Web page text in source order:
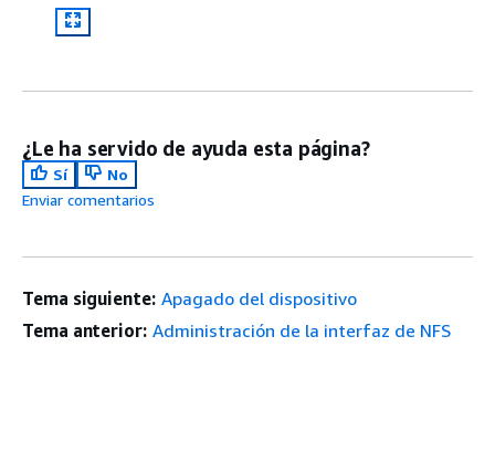
¿Le ha servido de ayuda esta página?
Sí
No
Enviar comentarios
Tema siguiente: Apagado del dispositivo
Tema anterior: Administración de la interfaz de NFS